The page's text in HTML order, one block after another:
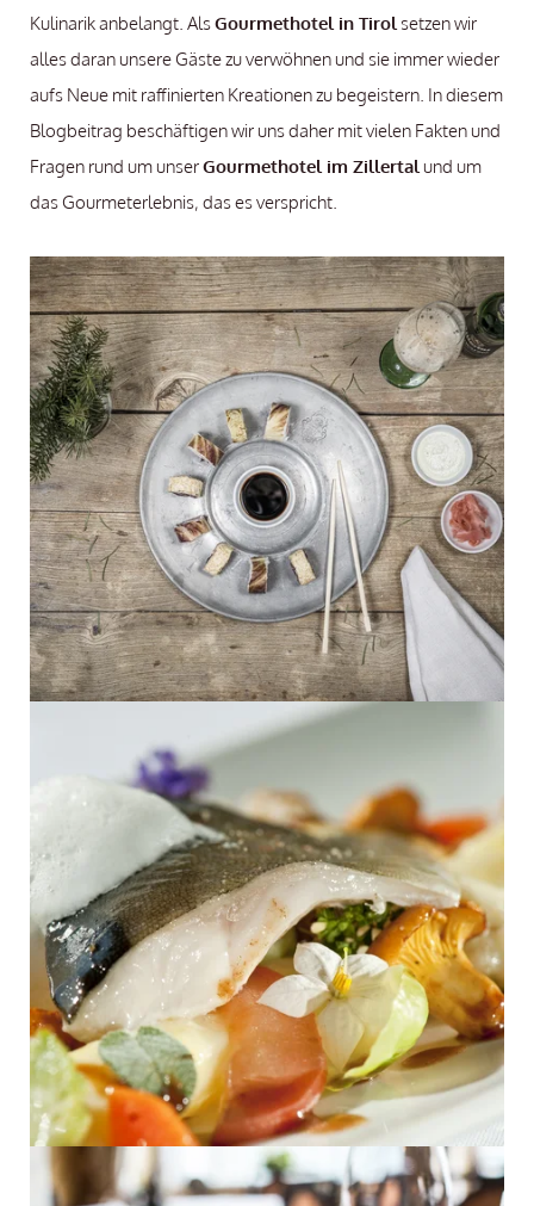
Kulinarik anbelangt. AlsGourmethotel in Tirol setzen wir
alles daran unsere Gäste zu verwöhnen und sie immer wieder
aufs Neue mit raffinierten Kreationen zu begeistern. In diesem
Blogbeitrag beschäftigen wir uns daher mit vielen Fakten und
Fragen rund um unserGourmethotel im Zillertal und um
das Gourmeterlebnis, das es verspricht.